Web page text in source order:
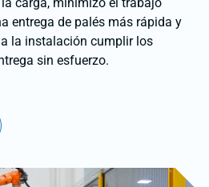
entrega de palés más rápida y
la instalación cumplir los
sin esfuerzo.